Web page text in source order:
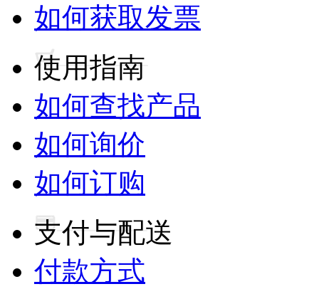
如何获取发票
使用指南
如何查找产品
如何询价
如何订购
支付与配送
付款方式